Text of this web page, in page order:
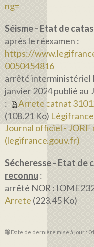
ng=
Séisme - Etat de
après le réexamen :
https://
0050454816
arrêté interministériel
janvier 2024 publié au
:
Arrete catnat
(108.21 Ko)
Journal officiel -
(legifrance.gouv.fr)
Sécheresse - Etat
reconnu :
arrêté NOR :
Arrete (223.45 Ko)
Date de dernière mise à jour :